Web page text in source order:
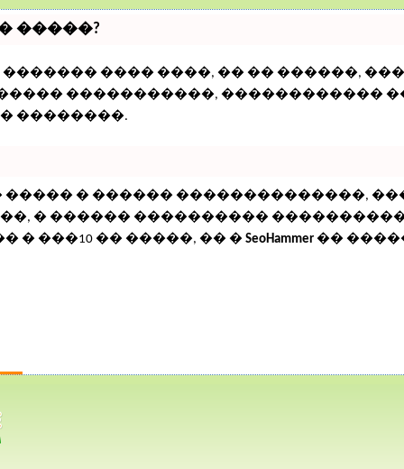
�����?
���� ����, �� �� ������,
�����������, ������������
��������.
����� � ������ ��������������,
� ������ ����������
� ���10 �� �����, �� � SeoHammer ��